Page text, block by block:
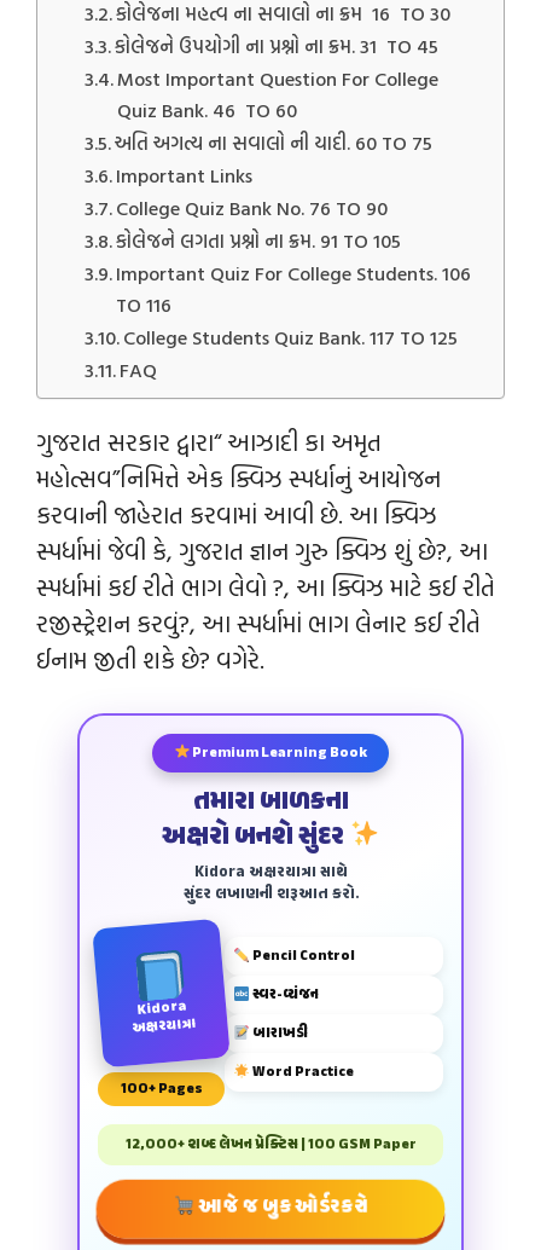
કોલેજના મહત્વ ના સવાલો ના ક્રમ 16 TO 30
કોલેજને ઉપયોગી ના પ્રશ્નો ના ક્રમ. 31 TO 45
Most Important Question For College
Quiz Bank. 46 TO 60
અતિ અગત્ય ના સવાલો ની યાદી. 60 TO 75
Important Links
College Quiz Bank No. 76 TO 90
કોલેજને લગતા પ્રશ્નો ના ક્રમ. 91 TO 105
Important Quiz For College Students. 106
TO 116
College Students Quiz Bank. 117 TO 125
FAQ
ગુજરાત સરકાર દ્વારા“ આઝાદી કા અમૃત
મહોત્સવ”નિમિત્તે એક ક્વિઝ સ્પર્ધાનું આયોજન
કરવાની જાહેરાત કરવામાં આવી છે. આ ક્વિઝ
સ્પર્ધામાં જેવી કે, ગુજરાત જ્ઞાન ગુરુ ક્વિઝ શું છે?, આ
સ્પર્ધામાં કઈ રીતે ભાગ લેવો ?, આ ક્વિઝ માટે કઈ રીતે
રજીસ્ટ્રેશન કરવું?, આ સ્પર્ધામાં ભાગ લેનાર કઈ રીતે
ઈનામ જીતી શકે છે? વગેરે.
Premium Learning Book
તમારા બાળકના
અક્ષરો બનશે સુંદર
Kidora અક્ષરયાત્રા સાથે
સુંદર લખાણની શરૂઆત કરો.
Kidora
અક્ષરયાત્રા
100+ Pages
Pencil Control
સ્વર-વ્યંજન
બારાખડી
Word Practice
12,000+ શબ્દ લેખન પ્રેક્ટિસ | 100 GSM Paper
આજે જ બુક ઓર્ડર કરો